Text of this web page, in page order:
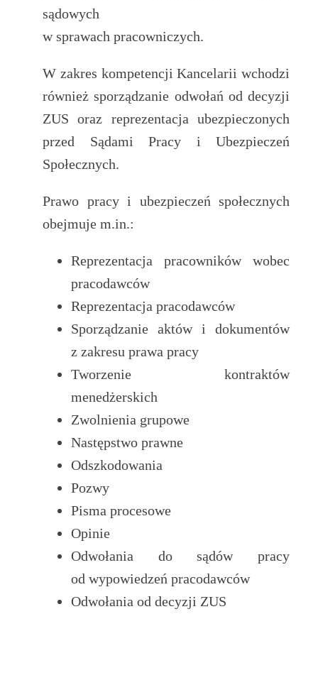
sądowych
w sprawach pracowniczych.
W zakres kompetencji Kancelarii wchodzi
również sporządzanie odwołań od decyzji
ZUS oraz reprezentacja ubezpieczonych
przed Sądami Pracy i Ubezpieczeń
Społecznych.
Prawo pracy i ubezpieczeń społecznych
obejmuje m.in.:
Reprezentacja pracowników wobec
pracodawców
Reprezentacja pracodawców
Sporządzanie aktów i dokumentów
z zakresu prawa pracy
Tworzenie kontraktów
menedżerskich
Zwolnienia grupowe
Następstwo prawne
Odszkodowania
Pozwy
Pisma procesowe
Opinie
Odwołania do sądów pracy
od wypowiedzeń pracodawców
Odwołania od decyzji ZUS